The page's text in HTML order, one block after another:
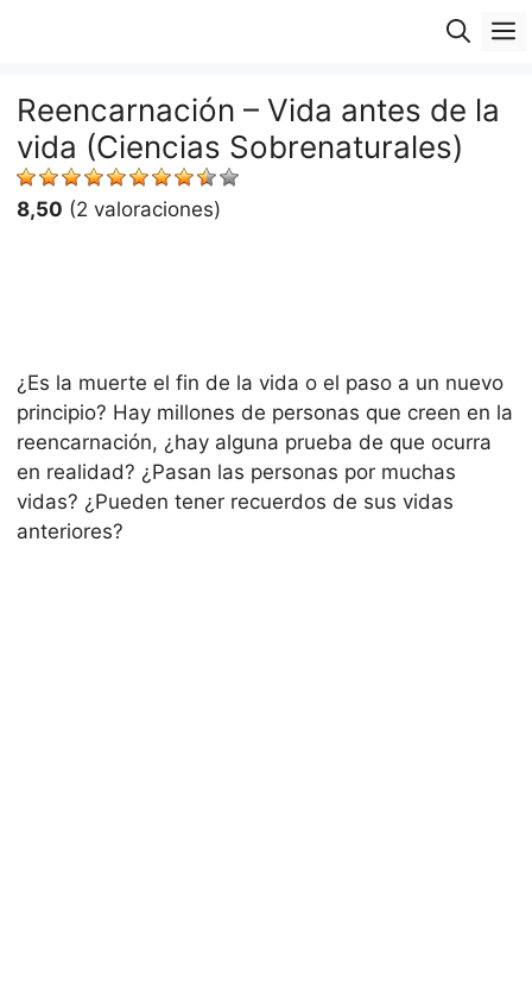
Reencarnación – Vida antes de la
vida (Ciencias Sobrenaturales)
8,50 (2 valoraciones)
¿Es la muerte el fin de la vida o el paso a un nuevo
principio? Hay millones de personas que creen en la
reencarnación, ¿hay alguna prueba de que ocurra
en realidad? ¿Pasan las personas por muchas
vidas? ¿Pueden tener recuerdos de sus vidas
anteriores?